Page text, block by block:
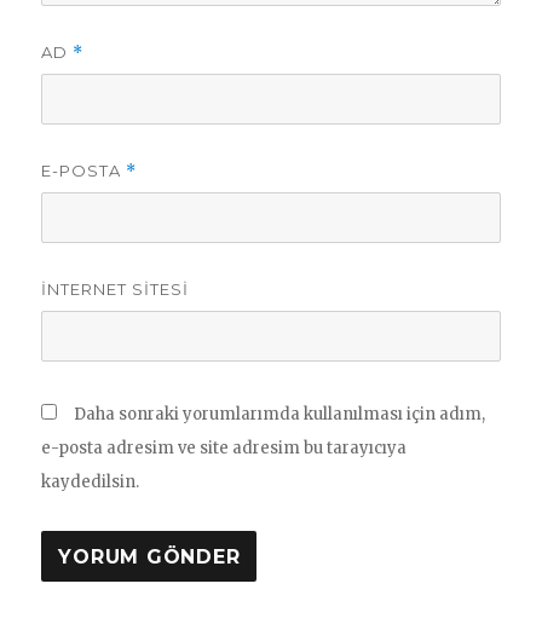
AD *
E-POSTA *
İNTERNET SITESI
Daha sonraki yorumlarımda kullanılması için adım,
e-posta adresim ve site adresim bu tarayıcıya
kaydedilsin.